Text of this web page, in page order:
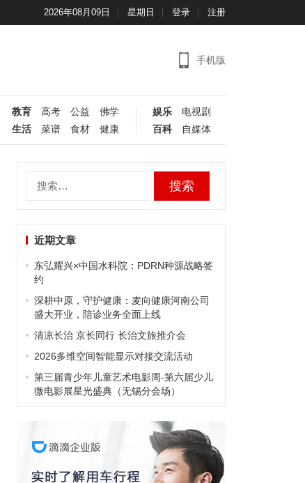
2026年08月09日 星期日 登录 注册
手机版
教育 高考 公益
佛学
生活
菜谱 食材 健康
娱乐
电视剧
百科
自媒体
近期文章
东弘耀兴×中国水科院：PDRN种源战略签
约
深耕中原，守护健康：麦向健康河南公司
盛大开业，陪诊业务全面上线
清凉长治 京长同行 长治文旅推介会
2026多维空间智能显示对接交流活动
第三届青少年儿童艺术电影周-第六届少儿
微电影展星光盛典（无锡分会场）